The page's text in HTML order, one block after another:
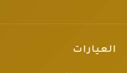
العيارات